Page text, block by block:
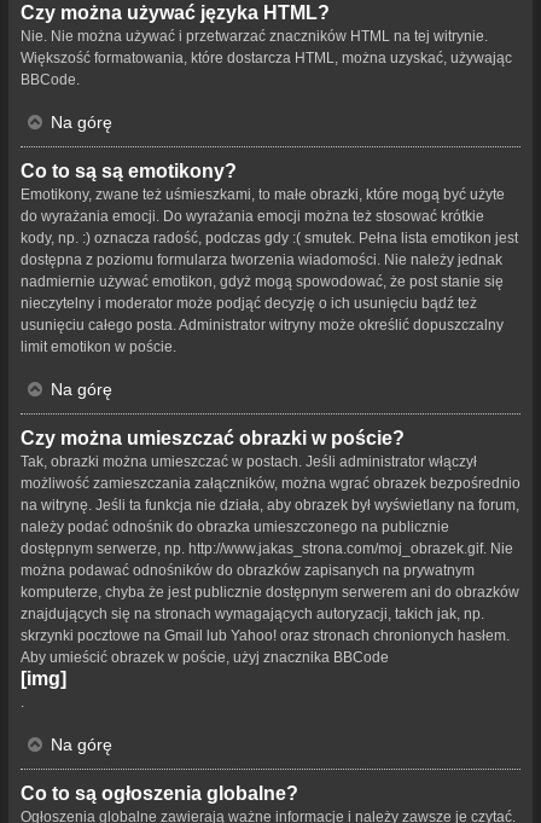
Czy można używać języka HTML?
Nie. Nie można używać i przetwarzać znaczników HTML na tej witrynie.
Większość formatowania, które dostarcza HTML, można uzyskać, używając
BBCode.
Na górę
Co to są są emotikony?
Emotikony, zwane też uśmieszkami, to małe obrazki, które mogą być użyte
do wyrażania emocji. Do wyrażania emocji można też stosować krótkie
kody, np. :) oznacza radość, podczas gdy :( smutek. Pełna lista emotikon jest
dostępna z poziomu formularza tworzenia wiadomości. Nie należy jednak
nadmiernie używać emotikon, gdyż mogą spowodować, że post stanie się
nieczytelny i moderator może podjąć decyzję o ich usunięciu bądź też
usunięciu całego posta. Administrator witryny może określić dopuszczalny
limit emotikon w poście.
Na górę
Czy można umieszczać obrazki w poście?
Tak, obrazki można umieszczać w postach. Jeśli administrator włączył
możliwość zamieszczania załączników, można wgrać obrazek bezpośrednio
na witrynę. Jeśli ta funkcja nie działa, aby obrazek był wyświetlany na forum,
należy podać odnośnik do obrazka umieszczonego na publicznie
dostępnym serwerze, np. http://www.jakas_strona.com/moj_obrazek.gif. Nie
można podawać odnośników do obrazków zapisanych na prywatnym
komputerze, chyba że jest publicznie dostępnym serwerem ani do obrazków
znajdujących się na stronach wymagających autoryzacji, takich jak, np.
skrzynki pocztowe na Gmail lub Yahoo! oraz stronach chronionych hasłem.
Aby umieścić obrazek w poście, użyj znacznika BBCode
[img]
Na górę
Co to są ogłoszenia globalne?
Ogłoszenia globalne zawierają ważne informacje i należy zawsze je czytać.